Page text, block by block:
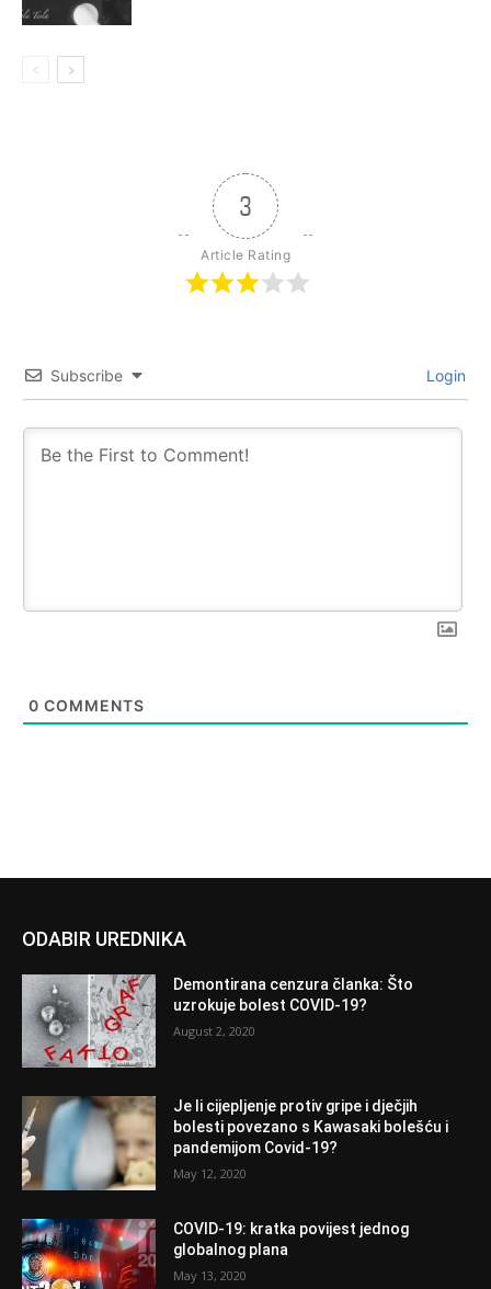
3
Article Rating
Subscribe Login
0 COMMENTS
ODABIR UREDNIKA
Demontirana cenzura članka: Što
uzrokuje bolest COVID-19?
August 2, 2020
Je li cijepljenje protiv gripe i dječjih
bolesti povezano s Kawasaki bolešću i
pandemijom Covid-19?
May 12, 2020
COVID-19: kratka povijest jednog
globalnog plana
May 13, 2020